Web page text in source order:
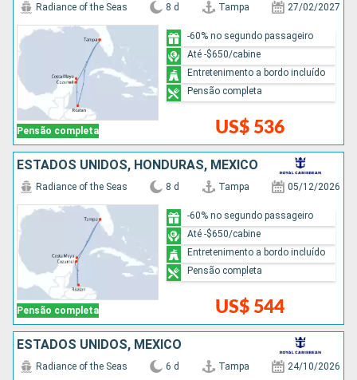
Pensão completa
Radiance of the Seas 8 d Tampa 27/02/2027
US$ 536
-60% no segundo passageiro
Até -$650/cabine
Entretenimento a bordo incluído
Pensão completa
ESTADOS UNIDOS, HONDURAS, MÉXICO
Pensão completa
Radiance of the Seas 8 d Tampa 05/12/2026
US$ 544
-60% no segundo passageiro
Até -$650/cabine
Entretenimento a bordo incluído
Pensão completa
ESTADOS UNIDOS, MÉXICO
Radiance of the Seas 6 d Tampa 24/10/2026